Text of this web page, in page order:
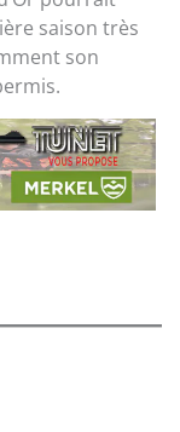
saison très
son